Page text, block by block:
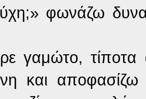
φωνάζω
γαμώτο,
και